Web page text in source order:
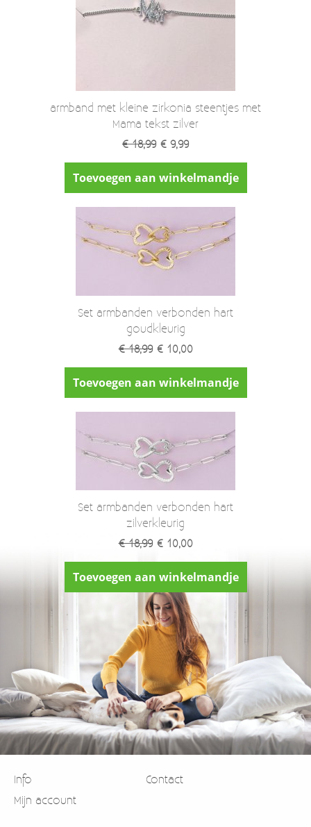
armband met kleine zirkonia steentjes met
Mama tekst zilver
€ 18,99 € 9,99
Toevoegen aan winkelmandje
Set armbanden verbonden hart
goudkleurig
€ 18,99 € 10,00
Toevoegen aan winkelmandje
Set armbanden verbonden hart
zilverkleurig
€ 18,99 € 10,00
Toevoegen aan winkelmandje
Info
Contact
Mijn account